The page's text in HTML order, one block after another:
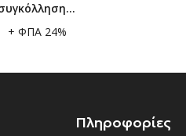
+ ΦΠΑ 24%
Πληροφορίες